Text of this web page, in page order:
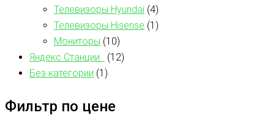
Телевизоры Hyundai (4)
Телевизоры Hisense (1)
Мониторы (10)
Яндекс Станции
(12)
Без категории (1)
Фильтр по цене